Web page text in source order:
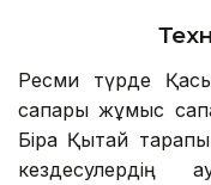
Ресми түрде
сапары жұмыс
Бірақ Қытай
кездесулердің